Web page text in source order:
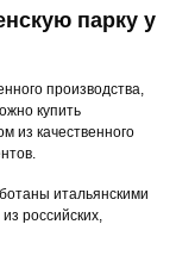
парку у
производства,
купить
из качественного
итальянскими
российских,